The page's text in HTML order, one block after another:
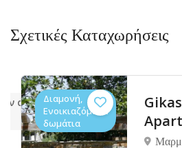
Σχετικές Καταχωρήσεις
ακόμαΔιαμονή,
Ενοικιαζόμενα
δωμάτια
Gikas